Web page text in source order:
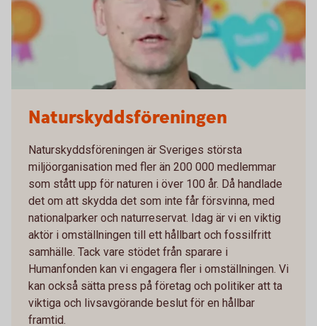
Naturskyddsföreningen
Naturskyddsföreningen är Sveriges största
miljöorganisation med fler än 200 000 medlemmar
som stått upp för naturen i över 100 år. Då handlade
det om att skydda det som inte får försvinna, med
nationalparker och naturreservat. Idag är vi en viktig
aktör i omställningen till ett hållbart och fossilfritt
samhälle. Tack vare stödet från sparare i
Humanfonden kan vi engagera fler i omställningen. Vi
kan också sätta press på företag och politiker att ta
viktiga och livsavgörande beslut för en hållbar
framtid.